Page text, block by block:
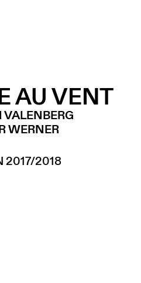
AU VENT
WERNER
2017/2018